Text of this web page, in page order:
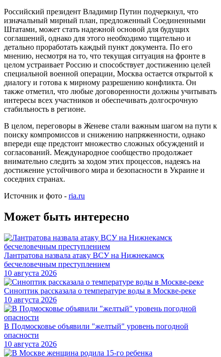
Российский президент Владимир Путин подчеркнул, что
изначальный мирный план, предложенный Соединенными
Штатами, может стать надежной основой для будущих
соглашений, однако для этого необходимо тщательно и
детально проработать каждый пункт документа. По его
мнению, несмотря на то, что текущая ситуация на фронте в
целом устраивает Россию и способствует достижению целей
специальной военной операции, Москва остается открытой к
диалогу и готова к мирному разрешению конфликта. Он
также отметил, что любые договоренности должны учитывать
интересы всех участников и обеспечивать долгосрочную
стабильность в регионе.
В целом, переговоры в Женеве стали важным шагом на пути к
поиску компромиссов и снижению напряженности, однако
впереди еще предстоит множество сложных обсуждений и
согласований. Международное сообщество продолжает
внимательно следить за ходом этих процессов, надеясь на
достижение устойчивого мира и безопасности в Украине и
соседних странах.
Источник и фото - ria.ru
Может быть интересно
Лантратова назвала атаку ВСУ на Нижнекамск
бесчеловечным преступлением
10 августа 2026
Синоптик рассказала о температуре воды в Москве-реке
10 августа 2026
В Подмосковье объявили "желтый" уровень погодной
опасности
10 августа 2026